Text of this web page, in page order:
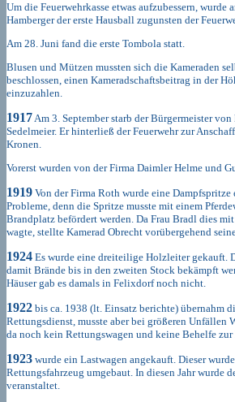
Um die Feuerwehrkasse etwas aufzubessern, wurde
Hamberger der erste Hausball zugunsten der
Am 28. Juni fand die erste Tombola statt.
Blusen und Mützen mussten sich die Kameraden
beschlossen, einen Kameradschaftsbeitrag in der
einzuzahlen.
1917Am 3. September starb der Bürgermeister
Sedelmeier. Er hinterließ der Feuerwehr zur
Kronen.
Vorerst wurden von der Firma Daimler Helme und
1919 Von der Firma Roth wurde eine Dampfspritze
Probleme, denn die Spritze musste mit einem
Brandplatz befördert werden. Da Frau Bradl dies
wagte, stellte Kamerad Obrecht vorübergehend
1924 Es wurde eine dreiteilige Holzleiter gekauft.
damit Brände bis in den zweiten Stock bekämpft
Häuser gab es damals in Felixdorf noch nicht.
1922 bis ca. 1938 (lt. Einsatz berichte) übernahm
Rettungsdienst, musste aber bei größeren Unfällen
da noch kein Rettungswagen und keine Behelfe zur
1923 wurde ein Lastwagen angekauft. Dieser
Rettungsfahrzeug umgebaut. In diesen Jahr wurde
veranstaltet.